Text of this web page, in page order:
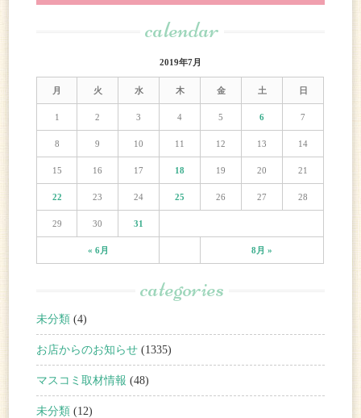
calendar
2019年7月
月 火 水 木 金 土 日
« 6月 8月 »
1 2 3 4 5 6 7
8 9 10 11 12 13 14
15 16 17 18 19 20 21
22 23 24 25 26 27 28
29 30 31
categories
未分類 (4)
お店からのお知らせ (1335)
マスコミ取材情報 (48)
未分類 (12)